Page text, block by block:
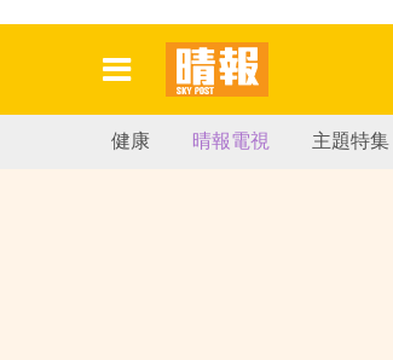
健康 晴報電視 主題特集